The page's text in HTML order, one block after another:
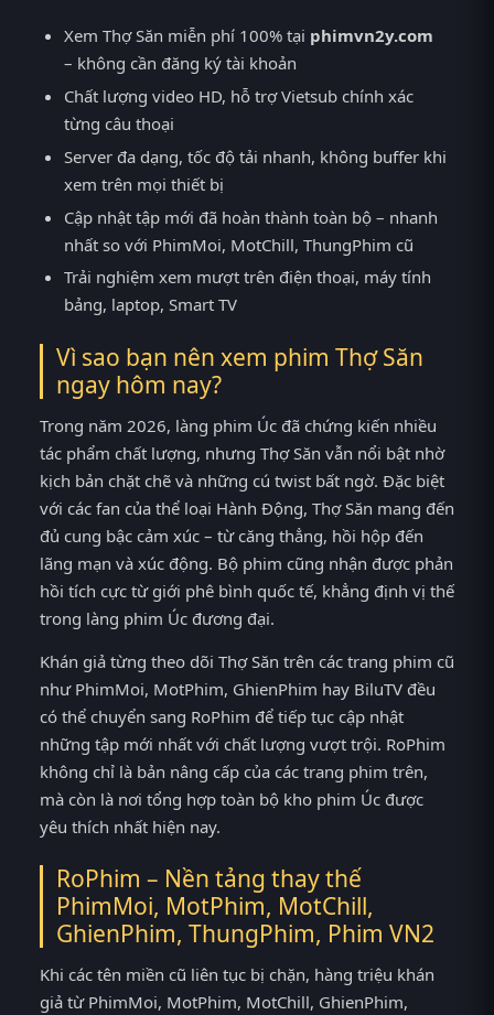
Xem Thợ Săn miễn phí 100% tại phimvn2y.com
– không cần đăng ký tài khoản
Chất lượng video HD, hỗ trợ Vietsub chính xác
từng câu thoại
Server đa dạng, tốc độ tải nhanh, không buffer khi
xem trên mọi thiết bị
Cập nhật tập mới đã hoàn thành toàn bộ – nhanh
nhất so với PhimMoi, MotChill, ThungPhim cũ
Trải nghiệm xem mượt trên điện thoại, máy tính
bảng, laptop, Smart TV
Vì sao bạn nên xem phim Thợ Săn
ngay hôm nay?
Trong năm 2026, làng phim Úc đã chứng kiến nhiều
tác phẩm chất lượng, nhưng Thợ Săn vẫn nổi bật nhờ
kịch bản chặt chẽ và những cú twist bất ngờ. Đặc biệt
với các fan của thể loại Hành Động, Thợ Săn mang đến
đủ cung bậc cảm xúc – từ căng thẳng, hồi hộp đến
lãng mạn và xúc động. Bộ phim cũng nhận được phản
hồi tích cực từ giới phê bình quốc tế, khẳng định vị thế
trong làng phim Úc đương đại.
Khán giả từng theo dõi Thợ Săn trên các trang phim cũ
như PhimMoi, MotPhim, GhienPhim hay BiluTV đều
có thể chuyển sang RoPhim để tiếp tục cập nhật
những tập mới nhất với chất lượng vượt trội. RoPhim
không chỉ là bản nâng cấp của các trang phim trên,
mà còn là nơi tổng hợp toàn bộ kho phim Úc được
yêu thích nhất hiện nay.
RoPhim – Nền tảng thay thế
PhimMoi, MotPhim, MotChill,
GhienPhim, ThungPhim, Phim VN2
Khi các tên miền cũ liên tục bị chặn, hàng triệu khán
giả từ PhimMoi, MotPhim, MotChill, GhienPhim,